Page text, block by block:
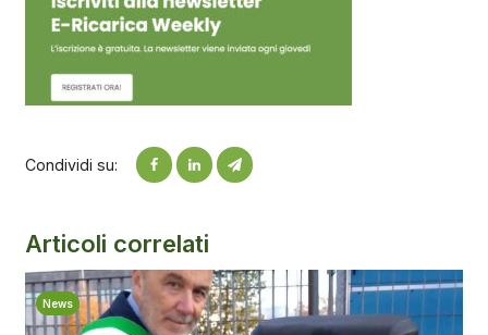
Condividi su:
Articoli correlati
News